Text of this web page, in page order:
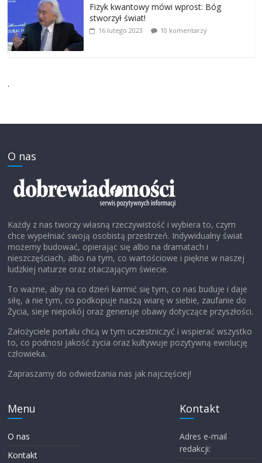
Fizyk kwantowy mówi wprost: Bóg
stworzył świat!
16 lutego 2023 10 komentarzy
.
O nas
Każdy z nas tworzy własną rzeczywistość i wybiera to, czym
chce wypełniać swoją osobistą przestrzeń. Indywidualny świat
możemy budować, opierając się albo na dramatach i
nieszczęściach, albo na tym, co wartościowe i piękne w naszej
ludzkiej naturze oraz otaczającym świecie.
To ważne, aby na co dzień karmić się tym, co nas buduje i daje
siłę, a nie tym, co podkopuje naszą wiarę w siebie, zaufanie do
Życia, sieje niepokój oraz generuje obawy dotyczące przyszłości.
Założyciele portalu chcą w tym uczestniczyć i wspierać wszystko
to, co podnosi jakość życia oraz kultywuje pozytywną ewolucję
człowieka.
Zapraszamy do odwiedzania nas jak najczęściej!
Menu
O nas
Kontakt
Kontakt
Adres e-mail
redakcji: